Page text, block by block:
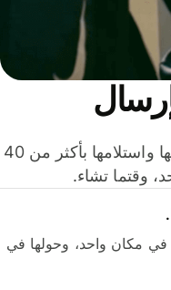
وفّر المال عند إرسال الأموال وإنفاقها واستلامها بأكثر من 40
تشاء.
مكان واحد، وحولها في